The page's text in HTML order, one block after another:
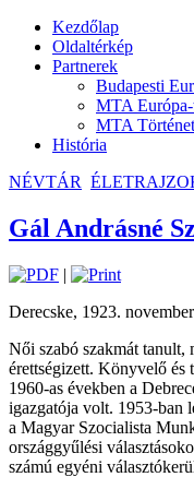
Kezdőlap
Oldaltérkép
Partnerek
Budapesti
MTA
MTA
História
NÉVTÁR
Gál Andrásné
|
Derecske, 1923.
Női szabó szakmát tanult,
érettségizett. Könyvelő és
1960-as években a
igazgatója volt. 1953-ban
a Magyar Szocialista
országgyűlési
számú egyéni